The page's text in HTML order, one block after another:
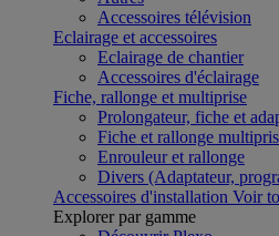
Accessoires télévision
Eclairage et accessoires
Eclairage de chantier
Accessoires d'éclairage
Fiche, rallonge et multiprise
Prolongateur, fiche et
Fiche et rallonge
Enrouleur et rallonge
Divers (Adaptateur,
Accessoires d'installation Voir
Explorer par gamme